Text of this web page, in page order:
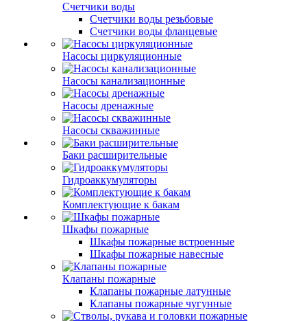
Счетчики воды
Счетчики воды резьбовые
Счетчики воды фланцевые
Насосы циркуляционные
Насосы канализационные
Насосы дренажные
Насосы скважинные
Баки расширительные
Гидроаккумуляторы
Комплектующие к бакам
Шкафы пожарные
Шкафы пожарные встроенные
Шкафы пожарные навесные
Клапаны пожарные
Клапаны пожарные латунные
Клапаны пожарные чугунные